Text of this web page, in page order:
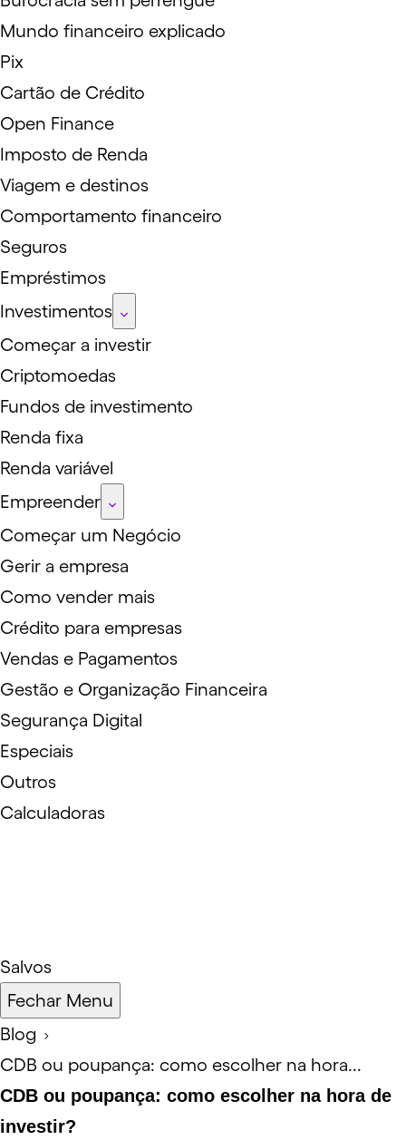
Mundo financeiro explicado
Pix
Cartão de Crédito
Open Finance
Imposto de Renda
Viagem e destinos
Comportamento financeiro
Seguros
Empréstimos
Investimentos
Começar a investir
Criptomoedas
Fundos de investimento
Renda fixa
Renda variável
Empreender
Começar um Negócio
Gerir a empresa
Como vender mais
Crédito para empresas
Vendas e Pagamentos
Gestão e Organização Financeira
Segurança Digital
Especiais
Outros
Calculadoras
Salvos
Fechar Menu
Blog
CDB ou poupança: como escolher na hora...
CDB ou poupança: como escolher na hora de
investir?